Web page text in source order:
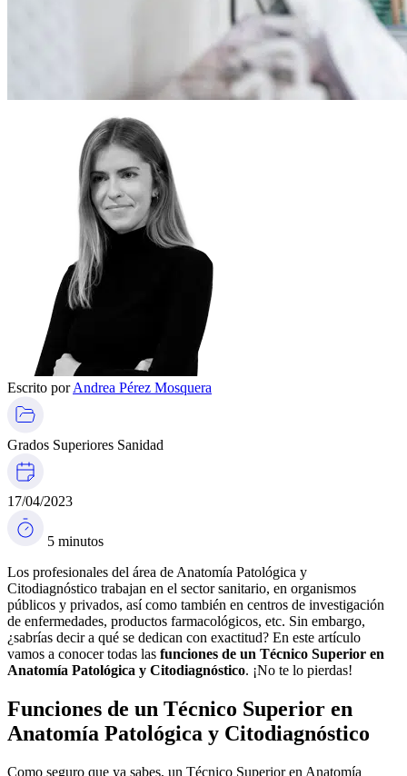
Escrito porAndrea Pérez Mosquera
Grados Superiores Sanidad
17/04/2023
5 minutos
Los profesionales del área de Anatomía Patológica y
Citodiagnóstico trabajan en el sector sanitario, en organismos
públicos y privados, así como también en centros de investigación
de enfermedades, productos farmacológicos, etc. Sin embargo,
¿sabrías decir a qué se dedican con exactitud? En este artículo
vamos a conocer todas las funciones de un Técnico Superior en
Anatomía Patológica y Citodiagnóstico. ¡No te lo pierdas!
Funciones de un Técnico Superior en
Anatomía Patológica y Citodiagnóstico
Como seguro que ya sabes, un Técnico Superior en Anatomía